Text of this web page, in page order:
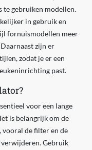
te gebruiken modellen.
in gebruik en
fornuismodellen meer
zijn er
zodat je er een
past.
voor een lange
is belangrijk om de
vooral de filter en de
Gebruik